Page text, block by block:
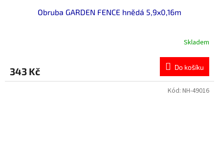
Obruba GARDEN FENCE hnědá 5,9x0,16m
Skladem
343 Kč Do košíku
Kód: NH-49016